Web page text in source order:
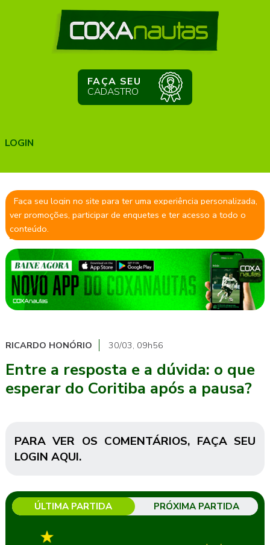
FAÇA SEU
CADASTRO
LOGIN
Faça seu login no site para ter uma experiência personalizada,
ver promoções, participar de enquetes e ter acesso a todo o
conteúdo.
RICARDO HONÓRIO 30/03, 09h56
Entre a resposta e a dúvida: o que
esperar do Coritiba após a pausa?
PARA VER OS COMENTÁRIOS, FAÇA SEU
LOGIN AQUI.
ÚLTIMA PARTIDA PRÓXIMA PARTIDA